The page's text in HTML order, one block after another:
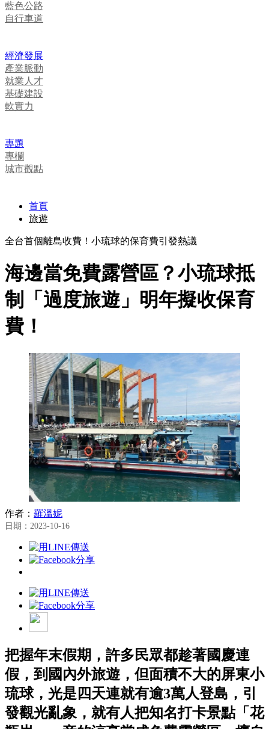
藍色公路
自行車道
經濟發展
產業脈動
就業人才
基礎建設
軟實力
專題
專欄
城市觀點
首頁
旅遊
全台首個離島收費！小琉球的保育費引發熱議
海邊當免費露營區？小琉球抵
制「過度旅遊」明年擬收保育
費！
作者： 羅溫妮
日期：2023-10-16
把握年末假期，許多民眾都趁著國慶連
假，到國內外旅遊，但面積不大的屏東小
琉球，光是四天連就有逾3萬人登島，引
發觀光亂象，就有人把知名打卡景點「花